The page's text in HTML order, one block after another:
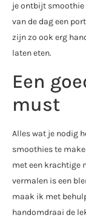
je ontbijt smoothie
van de dag een
zijn zo ook erg
laten eten.
Een
must
Alles wat je nodig
smoothies te
met een krachtige
vermalen is een
maak ik met
handomdraai de